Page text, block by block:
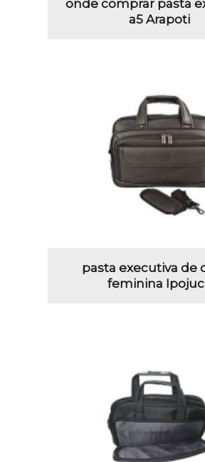
onde comprar pasta
a5 Arapoti
pasta executiva de
feminina